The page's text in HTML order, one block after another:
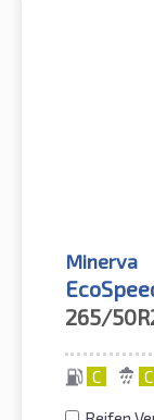
Minerva
265/
C C